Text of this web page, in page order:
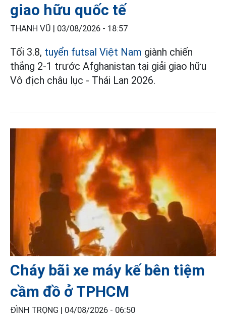
giao hữu quốc tế
THANH VŨ | 03/08/2026 - 18:57
Tối 3.8, tuyển futsal Việt Nam giành chiến
thắng 2-1 trước Afghanistan tại giải giao hữu
Vô địch châu lục - Thái Lan 2026.
Cháy bãi xe máy kế bên tiệm
cầm đồ ở TPHCM
ĐÌNH TRỌNG | 04/08/2026 - 06:50